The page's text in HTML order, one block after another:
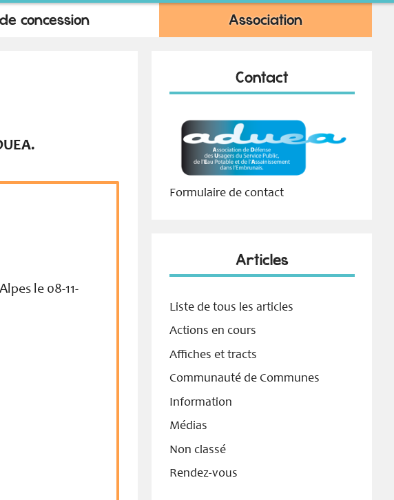
concession Association
le 08-11-
Contact
Formulaire de contact
Articles
Liste de tous les articles
Actions en cours
Affiches et tracts
Communauté de Communes
Information
Médias
Non classé
Rendez-vous